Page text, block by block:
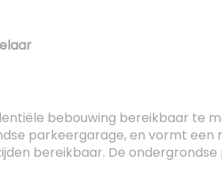
bebouwing bereikbaar te
parkeergarage, en vormt een
bereikbaar. De